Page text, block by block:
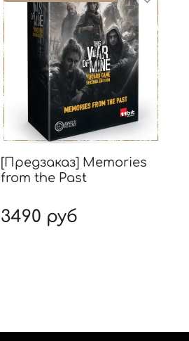
[Предзаказ] Memories
from the Past
3490 руб